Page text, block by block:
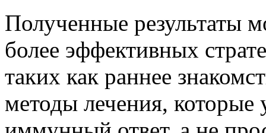
Полученные результаты
более эффективных
таких как раннее
методы лечения,